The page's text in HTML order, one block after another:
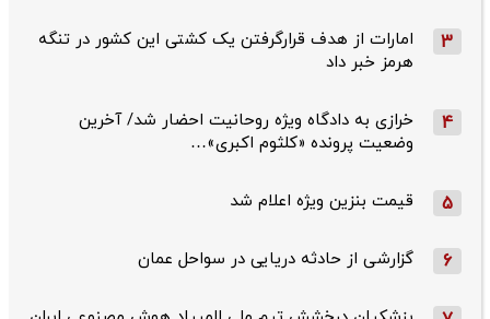
3
امارات از هدف قرارگرفتن یک کشتی این کشور در تنگه
هرمز خبر داد
4
خرازی به دادگاه ویژه روحانیت احضار شد/ آخرین
وضعیت پرونده «کلثوم اکبری»…
5 قیمت بنزین ویژه اعلام شد
6 گزارشی از حادثه دریایی در سواحل عمان